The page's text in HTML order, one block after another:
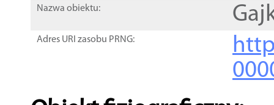
Nazwa obiektu:
Adres URI zasobu PRNG: